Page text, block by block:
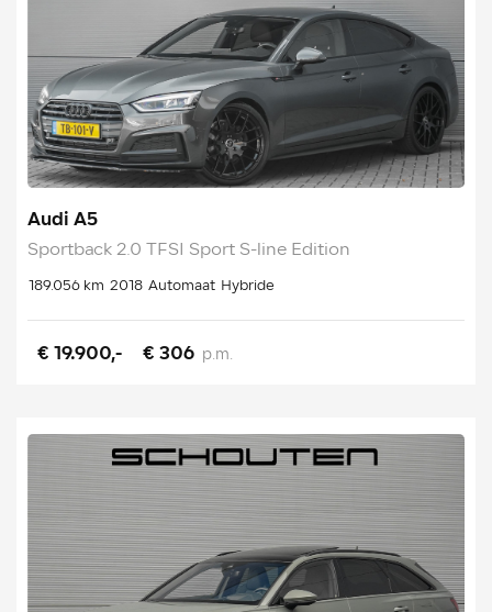
Audi A5
Sportback 2.0 TFSI Sport S-line Edition
189.056 km 2018 Automaat Hybride
€ 19.900,- € 306 p.m.